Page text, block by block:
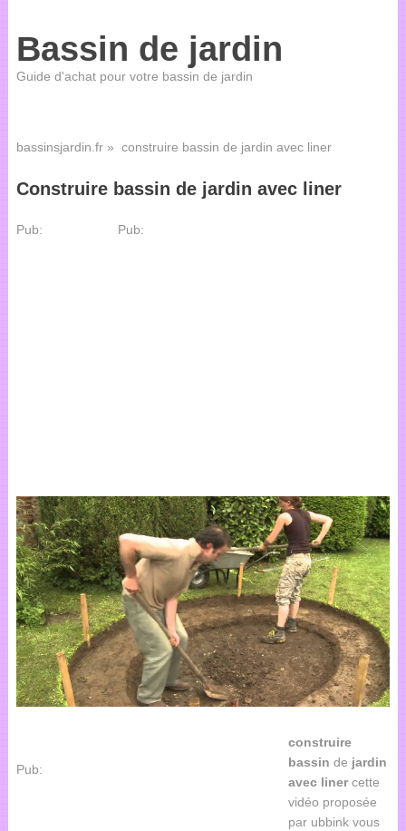
Bassin de jardin
Guide d'achat pour votre bassin de jardin
bassinsjardin.fr» construire bassin de jardin avec liner
Construire bassin de jardin avec liner
Pub: Pub:
Pub:
construire
bassin de jardin
avec linercette
vidéo proposée
par ubbink vous